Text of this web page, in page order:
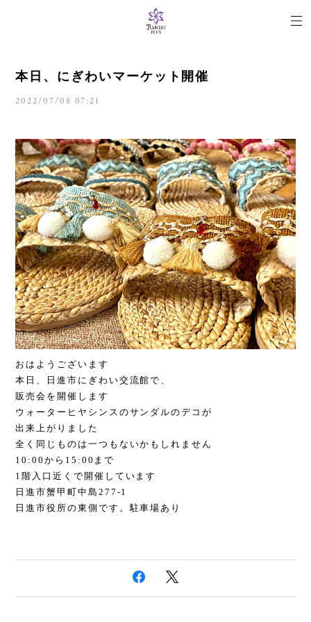
本日、にぎわいマーケット開催
2022/07/08 07:21
おはようございます
本日、日進市にぎわい交流館で、
販売会を開催します
ウォーターヒヤシンスのサンダルのデコが
出来上がりました
全く同じものは一つもないかもしれません
10:00から15:00まで
1階入口近くで開催しています
日進市蟹甲町中島277-1
日進市役所の東側です。駐車場あり